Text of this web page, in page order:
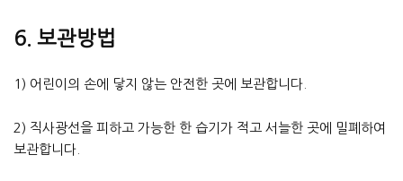
6. 보관방법
1) 어린이의 손에 닿지 않는 안전한 곳에 보관합니다.
2) 직사광선을 피하고 가능한 한 습기가 적고 서늘한 곳에 밀폐하여
보관합니다.